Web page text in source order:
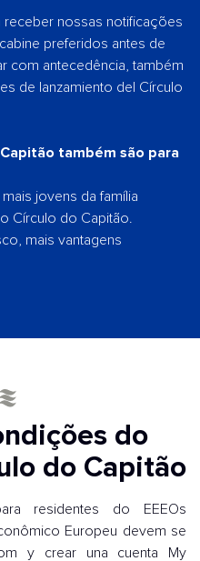
receber nossas notificações
preferidos antes de
com antecedência, também
de lanzamiento del Círculo
também são para
jovens da família
Círculo do Capitão.
mais vantagens
do
do Capitão
residentes do EEEOs
Europeu devem se
y crear una cuenta My